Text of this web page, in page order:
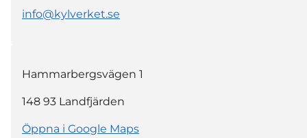
info@kylverket.se
Hammarbergsvägen 1
148 93 Landfjärden
Öppna i Google Maps